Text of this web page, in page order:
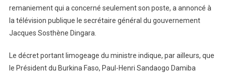
remaniement qui a concerné seulement son poste, a annoncé à
la télévision publique le secrétaire général du gouvernement
Jacques Sosthène Dingara.
Le décret portant limogeage du ministre indique, par ailleurs, que
le Président du Burkina Faso, Paul-Henri Sandaogo Damiba